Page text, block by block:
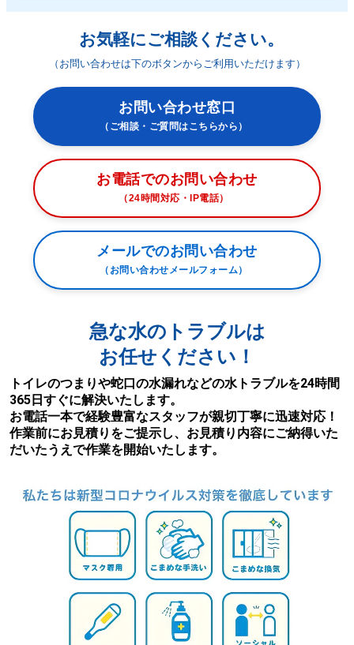
お気軽にご相談ください。
（お問い合わせは下のボタンからご利用いただけます）
お問い合わせ窓口
（ご相談・ご質問はこちらから）
お電話でのお問い合わせ
（24時間対応・IP電話）
メールでのお問い合わせ
（お問い合わせメールフォーム）
急な水のトラブルは
お任せください！
トイレのつまりや蛇口の水漏れなどの水トラブルを24時間
365日すぐに解決いたします。
お電話一本で経験豊富なスタッフが親切丁寧に迅速対応！
作業前にお見積りをご提示し、お見積り内容にご納得いた
だいたうえで作業を開始いたします。